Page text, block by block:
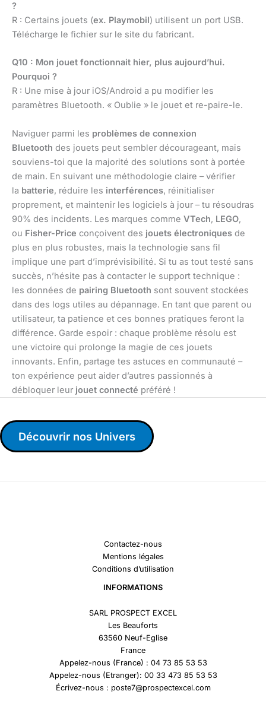
?
R : Certains jouets (ex. Playmobil) utilisent un port USB.
Télécharge le fichier sur le site du fabricant.
Q10 : Mon jouet fonctionnait hier, plus aujourd’hui.
Pourquoi ?
R : Une mise à jour iOS/Android a pu modifier les
paramètres Bluetooth. « Oublie » le jouet et re-paire-le.
Naviguer parmi les problèmes de connexion
Bluetooth des jouets peut sembler décourageant, mais
souviens-toi que la majorité des solutions sont à portée
de main. En suivant une méthodologie claire – vérifier
la batterie, réduire les interférences, réinitialiser
proprement, et maintenir les logiciels à jour – tu résoudras
90% des incidents. Les marques comme VTech, LEGO,
ou Fisher-Price conçoivent des jouets électroniques de
plus en plus robustes, mais la technologie sans fil
implique une part d’imprévisibilité. Si tu as tout testé sans
succès, n’hésite pas à contacter le support technique :
les données de pairing Bluetooth sont souvent stockées
dans des logs utiles au dépannage. En tant que parent ou
utilisateur, ta patience et ces bonnes pratiques feront la
différence. Garde espoir : chaque problème résolu est
une victoire qui prolonge la magie de ces jouets
innovants. Enfin, partage tes astuces en communauté –
ton expérience peut aider d’autres passionnés à
débloquer leur jouet connecté préféré !
Découvrir nos Univers
Contactez-nous
Mentions légales
Conditions d’utilisation
INFORMATIONS
SARL PROSPECT EXCEL
Les Beauforts
63560 Neuf-Eglise
France
Appelez-nous (France) : 04 73 85 53 53
Appelez-nous (Etranger): 00 33 473 85 53 53
Écrivez-nous : poste7@prospectexcel.com